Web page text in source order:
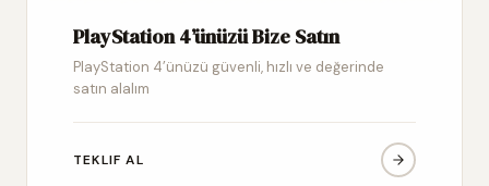
PlayStation 4’ünüzü Bize Satın
PlayStation 4’ünüzü güvenli, hızlı ve değerinde
satın alalım
TEKLIF AL